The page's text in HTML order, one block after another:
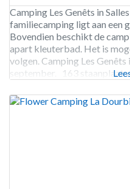
Camping Les Genêts in
familiecamping ligt aan een
Bovendien beschikt de
apart kleuterbad. Het is
volgen. Camping Les
september. 163
stacaravans.